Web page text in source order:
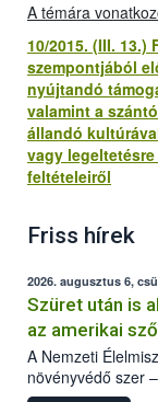
A témára
10/2015. (III.
szempontjából
nyújtandó
valamint a
állandó
vagy
feltételeiről
Friss hírek
2026. augusztus 6,
Szüret után is
az amerikai
A Nemzeti
növényvédő szer